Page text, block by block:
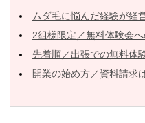
ムダ毛に悩んだ経験が経
2組様限定／無料体験会
先着順／出張での無料体
開業の始め方／資料請求